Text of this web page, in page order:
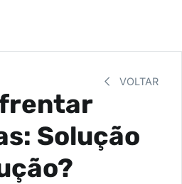
VOLTAR
Solução